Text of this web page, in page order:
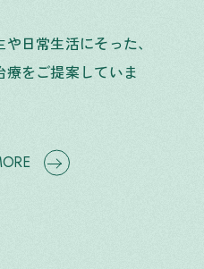
日常生活にそった、
をご提案していま